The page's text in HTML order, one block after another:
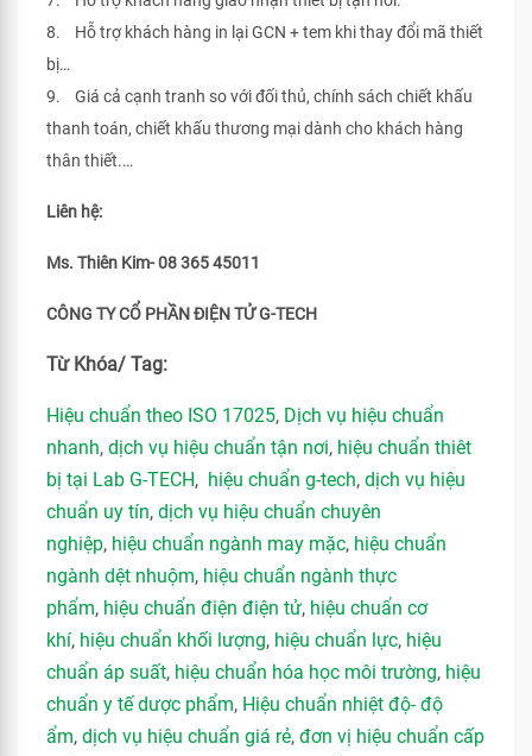
8. Hỗ trợ khách hàng in lại GCN + tem khi thay đổi mã thiết
bị…
9. Giá cả cạnh tranh so với đối thủ, chính sách chiết khấu
thanh toán, chiết khấu thương mại dành cho khách hàng
thân thiết.…
Liên hệ:
Ms. Thiên Kim- 08 365 45011
CÔNG TY CỔ PHẦN ĐIỆN TỬ G-TECH
Từ Khóa/ Tag:
Hiệu chuẩn theo ISO 17025, Dịch vụ hiệu chuẩn
nhanh, dịch vụ hiệu chuẩn tận nơi, hiệu chuẩn thiêt
bị tại Lab G-TECH, hiệu chuẩn g-tech, dịch vụ hiệu
chuẩn uy tín, dịch vụ hiệu chuẩn chuyên
nghiệp, hiệu chuẩn ngành may mặc, hiệu chuẩn
ngành dệt nhuộm, hiệu chuẩn ngành thực
phẩm, hiệu chuẩn điện điện tử, hiệu chuẩn cơ
khí, hiệu chuẩn khối lượng, hiệu chuẩn lực, hiệu
chuẩn áp suất, hiệu chuẩn hóa học môi trường, hiệu
chuẩn y tế dược phẩm, Hiệu chuẩn nhiệt độ- độ
ẩm, dịch vụ hiệu chuẩn giá rẻ, đơn vị hiệu chuẩn cấp